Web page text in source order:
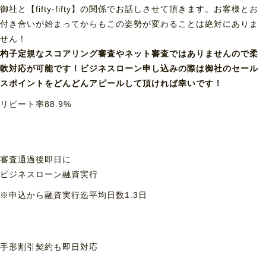
御社と【fifty-fifty】の関係でお話しさせて頂きます。お客様とお
付き合いが始まってからもこの姿勢が変わることは絶対にありま
せん！
杓子定規なスコアリング審査やネット審査ではありませんので柔
軟対応が可能です！ビジネスローン申し込みの際は御社のセール
スポイントをどんどんアピールして頂ければ幸いです！
リピート率88.9%
審査通過後即日に
ビジネスローン融資実行
※申込から融資実行迄平均日数1.3日
手形割引契約も 即日対応